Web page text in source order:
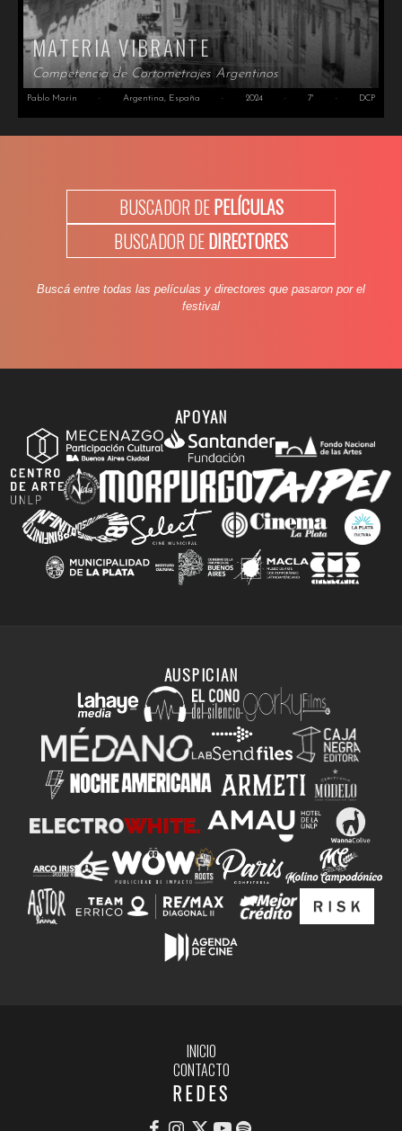
MATERIA VIBRANTE
Competencia de Cortometrajes Argentinos
Pablo Marín · Argentina, España · 2024 · 7' · DCP
BUSCADOR DEPELÍCULAS
BUSCADOR DEDIRECTORES
Buscá entre todas las películas y directores que pasaron por el
festival
APOYAN
AUSPICIAN
INICIO
CONTACTO
REDES